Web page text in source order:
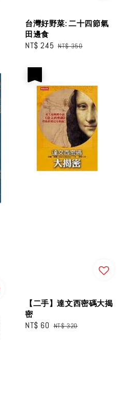
台灣好野菜: 二十四節氣
田邊食
Sale
NT$ 245 Regular
NT$ 350
【二手】達文西密碼大揭
密
Sale
NT$ 60 Regular
NT$ 320